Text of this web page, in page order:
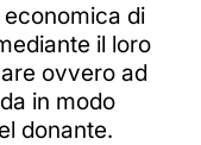
di
il loro
ovvero ad
in modo
donante.